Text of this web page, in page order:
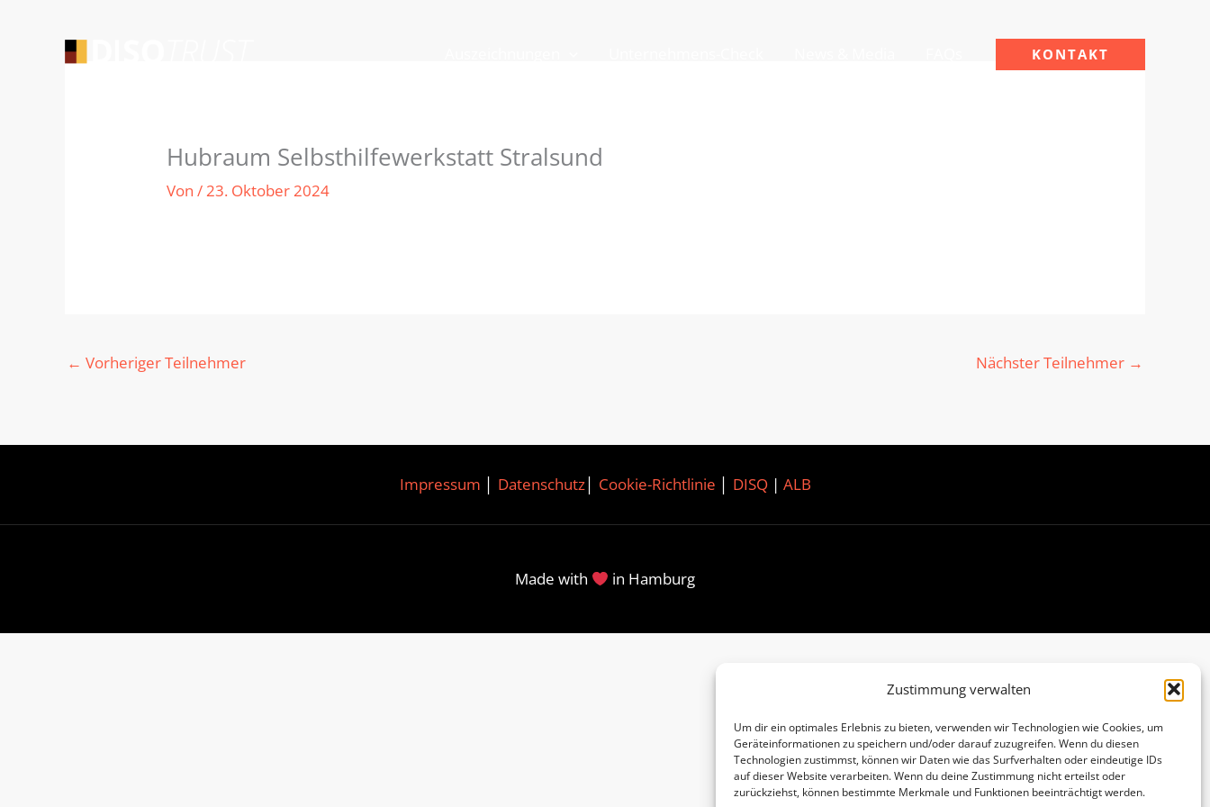
Zustimmung verwalten
Um dir ein optimales Erlebnis zu bieten, verwenden wir Technologien wie Cookies, um
Geräteinformationen zu speichern und/oder darauf zuzugreifen. Wenn du diesen
Technologien zustimmst, können wir Daten wie das Surfverhalten oder eindeutige IDs
auf dieser Website verarbeiten. Wenn du deine Zustimmung nicht erteilst oder
zurückziehst, können bestimmte Merkmale und Funktionen beeinträchtigt werden.
KONTAKT
Hubraum Selbsthilfewerkstatt Stralsund
Von/23. Oktober 2024
← Vorheriger Teilnehmer Nächster Teilnehmer →
Impressum Datenschutz│ Cookie-Richtlinie DISQ| ALB
Made with in Hamburg